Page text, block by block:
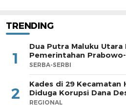
TRENDING
1
Dua Putra Maluku Utara
Pemerintahan
SERBA-SERBI
2
Kades di 29 Kecamatan
Diduga Korupsi Dana
REGIONAL